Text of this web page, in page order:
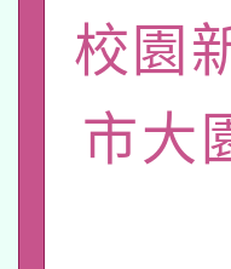
「數
pilot」
有關大
薪期
轉知經
業技
115
校園
市大